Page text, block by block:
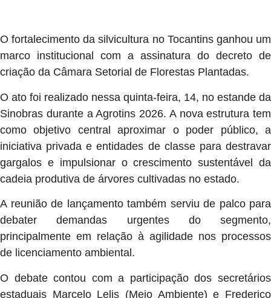
O fortalecimento da silvicultura no Tocantins ganhou um
marco institucional com a assinatura do decreto de
criação da Câmara Setorial de Florestas Plantadas.
O ato foi realizado nessa quinta-feira, 14, no estande da
Sinobras durante a Agrotins 2026. A nova estrutura tem
como objetivo central aproximar o poder público, a
iniciativa privada e entidades de classe para destravar
gargalos e impulsionar o crescimento sustentável da
cadeia produtiva de árvores cultivadas no estado.
A reunião de lançamento também serviu de palco para
debater demandas urgentes do segmento,
principalmente em relação à agilidade nos processos
de licenciamento ambiental.
O debate contou com a participação dos secretários
estaduais Marcelo Lelis (Meio Ambiente) e Frederico